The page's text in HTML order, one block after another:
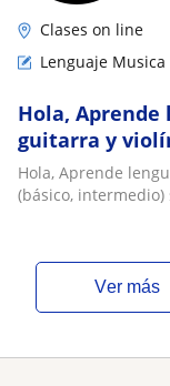
Clases on line
Lenguaje Musica
Hola, Aprende
guitarra y
aprendizaje
Hola, Aprende
(básico,
ver más